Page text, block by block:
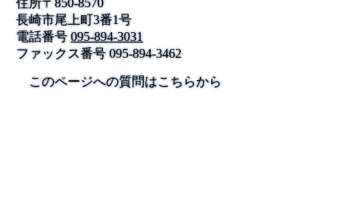
住所〒850-8570
長崎市尾上町3番1号
電話番号 095-894-3031
ファックス番号095-894-3462
このページへの質問はこちらから